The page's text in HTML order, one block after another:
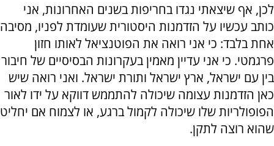
לכן, אף שיצאתי נגדו בחריפות בשנים האחרונות, אני
כותב עכשיו על הזדמנות היסטורית שעומדת לפניו, מסיבה
אחת בלבד: כי אני רואה את הפוטנציאל לאותו חזון
פרגמטי. כי אני עדיין מאמין בעקרונות הבסיסיים של חיבור
בין עם ישראל, ארץ ישראל ותורת ישראל. ואני רואה שיש
כאן הזדמנות עצומה שיכולה להתממש דווקא על ידו לאור
הפופולריות שלו שיכולה לקמול ברגע, או לצמוח אם יחליט
שהוא רוצה לתקן.